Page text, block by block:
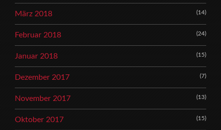
März 2018 (14)
Februar 2018 (24)
Januar 2018 (15)
Dezember 2017 (7)
November 2017 (13)
Oktober 2017 (15)